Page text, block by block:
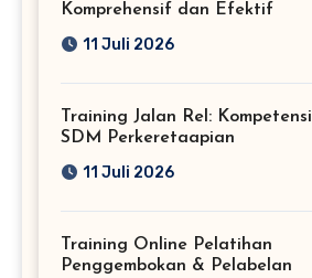
Komprehensif dan Efektif
11 Juli 2026
Training Jalan Rel: Kompetensi
SDM Perkeretaapian
11 Juli 2026
Training Online Pelatihan
Penggembokan & Pelabelan